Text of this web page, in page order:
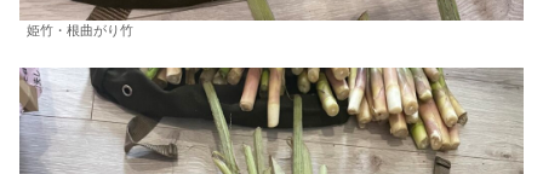
姫竹・根曲がり竹